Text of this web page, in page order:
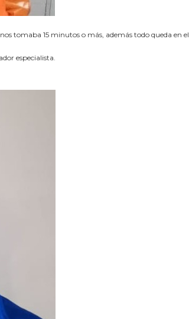
tomaba 15 minutos o más, además todo queda en el
especialista.